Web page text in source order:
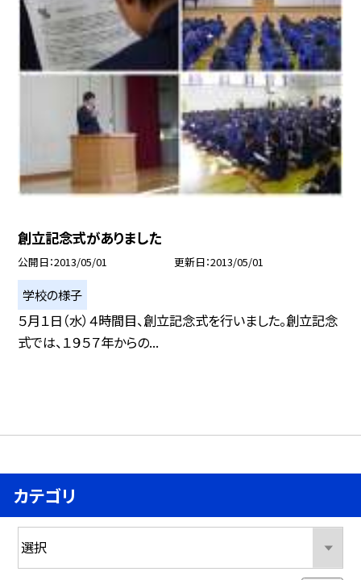
創立記念式がありました
公開日 2013/05/01 更新日 2013/05/01
学校の様子
５月１日（水）４時間目、創立記念式を行いました。創立記念
式では、１９５７年からの...
カテゴリ